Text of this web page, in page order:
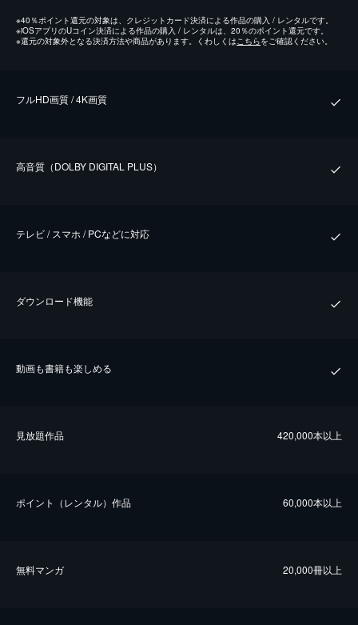
※40％ポイント還元の対象は、クレジットカード決済による作品の購入 / レンタルです。
※iOSアプリのUコイン決済による作品の購入 / レンタルは、20％のポイント還元です。
※還元の対象外となる決済方法や商品があります。くわしくは こちらをご確認ください。
フルHD画質 / 4K画質
⾼⾳質（DOLBY DIGITAL PLUS）
テレビ / スマホ / PCなどに対応
ダウンロード機能
動画も書籍も楽しめる
⾒放題作品 420,000本以上
ポイント（レンタル）作品 60,000本以上
無料マンガ 20,000冊以上